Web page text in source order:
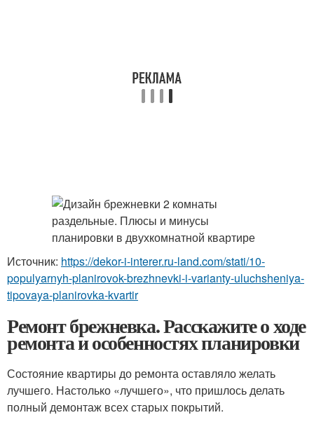
Источник: https://dekor-i-interer.ru-land.com/stati/10-
populyarnyh-planirovok-brezhnevki-i-varianty-uluchsheniya-
tipovaya-planirovka-kvartir
Ремонт брежневка. Расскажите о ходе
ремонта и особенностях планировки
Состояние квартиры до ремонта оставляло желать
лучшего. Настолько «лучшего», что пришлось делать
полный демонтаж всех старых покрытий.